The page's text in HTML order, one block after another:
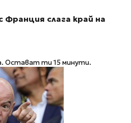
слага край на
Остават ти 15 минути.